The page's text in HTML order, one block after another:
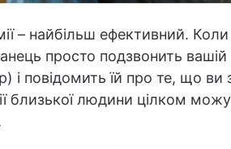
– найбільш ефективний. Коли
просто подзвонить
і повідомить їй про те, що ви
близької людини цілком